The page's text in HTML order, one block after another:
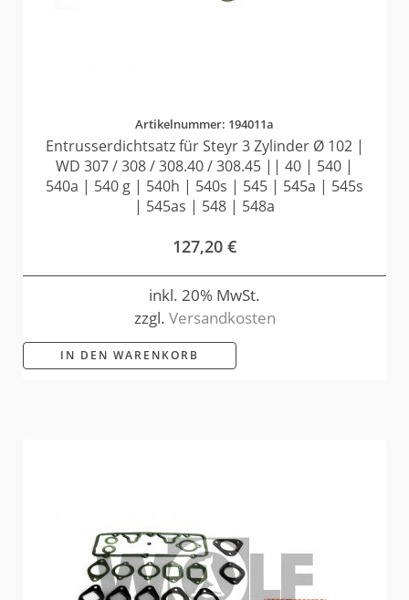
Artikelnummer: 194011a
Entrusserdichtsatz für Steyr 3 Zylinder Ø 102 |
WD 307 / 308 / 308.40 / 308.45 || 40 | 540 |
540a | 540 g | 540h | 540s | 545 | 545a | 545s
| 545as | 548 | 548a
127,20 €
inkl. 20% MwSt.
zzgl. Versandkosten
IN DEN WARENKORB